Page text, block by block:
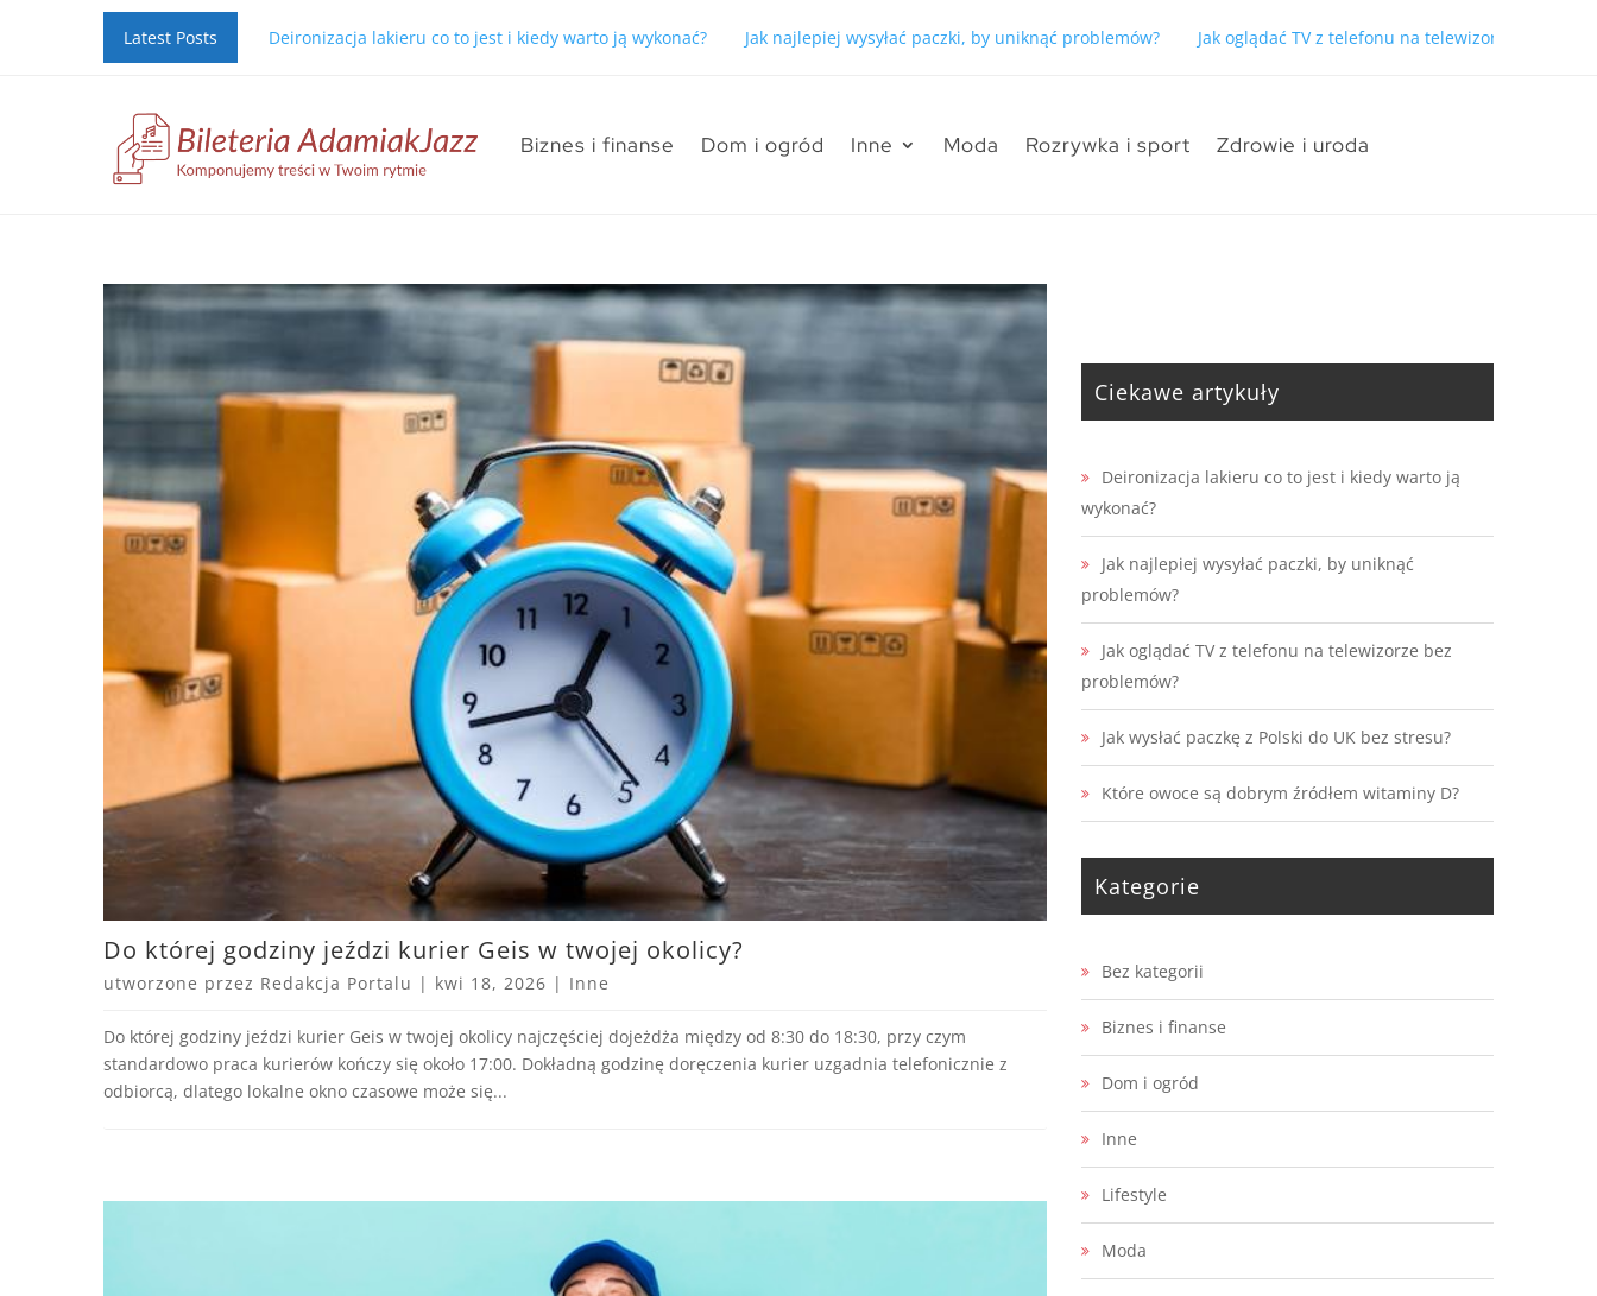
Latest Posts Deironizacja lakieru co to jest i kiedy warto ją wykonać? Jak najlepiej wysyłać paczki, by uniknąć problemów? Jak oglądać TV z telefonu na telewizorze bez
Biznes i finanse Dom i ogród Inne Moda Rozrywka i sport Zdrowie i uroda
Do której godziny jeździ kurier Geis w twojej okolicy?
utworzone przez Redakcja Portalu | kwi 18, 2026 | Inne
Do której godziny jeździ kurier Geis w twojej okolicy najczęściej dojeżdża między od 8:30 do 18:30, przy czym
standardowo praca kurierów kończy się około 17:00. Dokładną godzinę doręczenia kurier uzgadnia telefonicznie z
odbiorcą, dlatego lokalne okno czasowe może się...
Ciekawe artykuły
Deironizacja lakieru co to jest i kiedy warto ją
wykonać?
Jak najlepiej wysyłać paczki, by uniknąć
problemów?
Jak oglądać TV z telefonu na telewizorze bez
problemów?
Jak wysłać paczkę z Polski do UK bez stresu?
Które owoce są dobrym źródłem witaminy D?
Kategorie
Bez kategorii
Biznes i finanse
Dom i ogród
Inne
Lifestyle
Moda